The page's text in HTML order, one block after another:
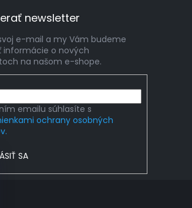
newsletter
e-mail a my Vám budeme
informácie o nových
na našom e-shope.
emailu súhlasíte s
ochrany osobných
SA